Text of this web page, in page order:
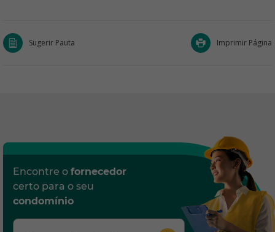
Sugerir Pauta Imprimir Página
Encontre o fornecedor
certo para o seu
condomínio